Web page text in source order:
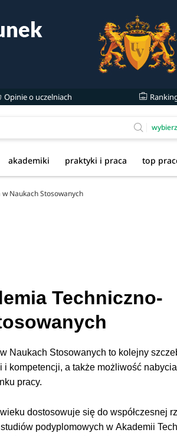
Opinie o uczelniach
akademiki praktyki i praca top
Naukach Stosowanych
Techniczno-
Naukach Stosowanych to kolejny
kompetencji, a także możliwość
pracy.
dostosowuje się do współczesnej
studiów podyplomowych wAkademii